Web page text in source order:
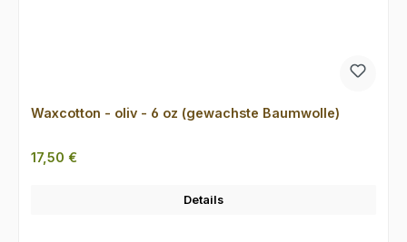
Waxcotton - oliv - 6 oz (gewachste Baumwolle)
Regulärer Preis:
17,50 €
Details